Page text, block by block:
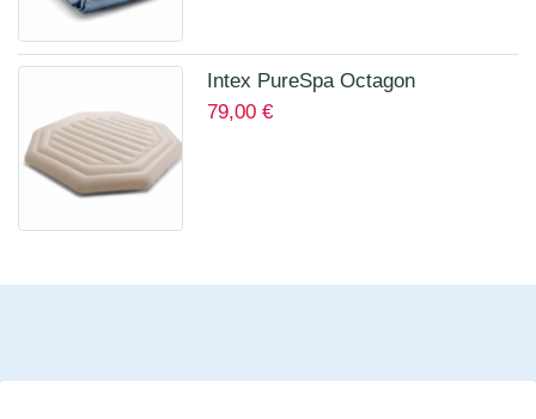
Intex PureSpa Octagon
Isolierende Abdeckung für 28456
79,00 €